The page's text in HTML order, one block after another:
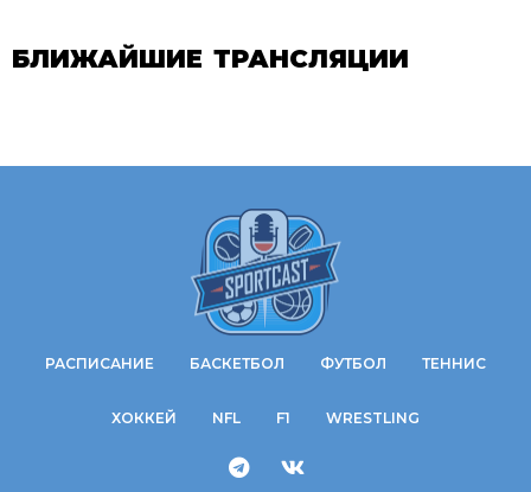
БЛИЖАЙШИЕ ТРАНСЛЯЦИИ
РАСПИСАНИЕ БАСКЕТБОЛ ФУТБОЛ ТЕННИС
ХОККЕЙ NFL F1 WRESTLING